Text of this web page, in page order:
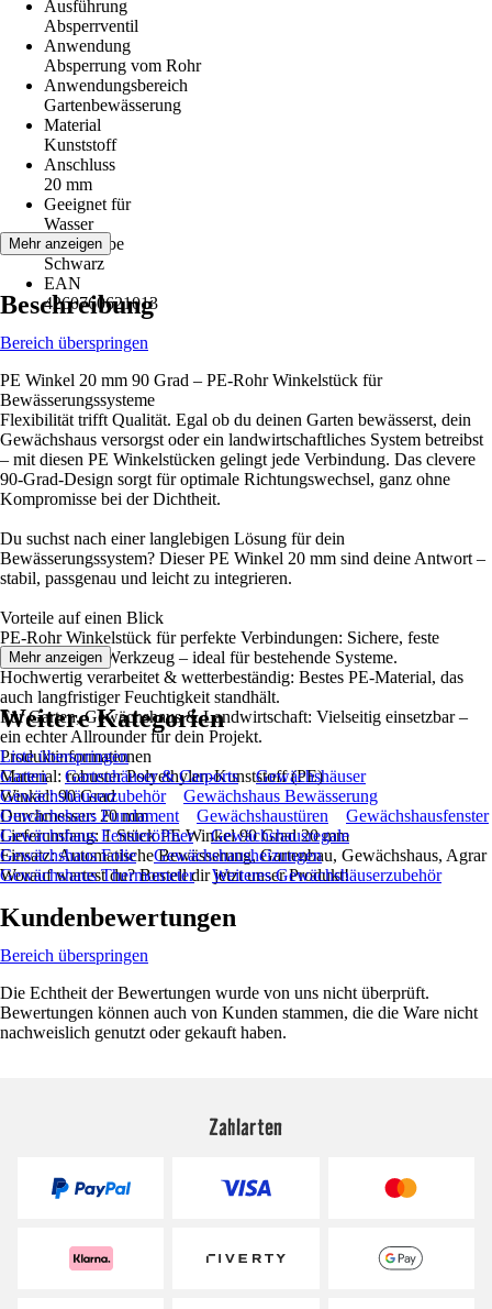
Ausführung
Absperrventil
Anwendung
Absperrung vom Rohr
Anwendungsbereich
Gartenbewässerung
Material
Kunststoff
Anschluss
20 mm
Geeignet für
Wasser
Grundfarbe
Schwarz
EAN
4260760621013
Mehr anzeigen
Beschreibung
Bereich überspringen
PE Winkel 20 mm 90 Grad – PE-Rohr Winkelstück für
Bewässerungssysteme
Flexibilität trifft Qualität. Egal ob du deinen Garten bewässerst, dein
Gewächshaus versorgst oder ein landwirtschaftliches System betreibst
– mit diesen PE Winkelstücken gelingt jede Verbindung. Das clevere
90-Grad-Design sorgt für optimale Richtungswechsel, ganz ohne
Kompromisse bei der Dichtheit.
Du suchst nach einer langlebigen Lösung für dein
Bewässerungssystem? Dieser PE Winkel 20 mm sind deine Antwort –
stabil, passgenau und leicht zu integrieren.
Vorteile auf einen Blick
PE-Rohr Winkelstück für perfekte Verbindungen: Sichere, feste
Montage ohne Werkzeug – ideal für bestehende Systeme.
Hochwertig verarbeitet & wetterbeständig: Bestes PE-Material, das
auch langfristiger Feuchtigkeit standhält.
Für Garten, Gewächshaus & Landwirtschaft: Vielseitig einsetzbar –
ein echter Allrounder für dein Projekt.
Produktinformationen
Material: robuster Polyethylen-Kunststoff (PE)
Winkel: 90 Grad
Durchmesser: 20 mm
Lieferumfang: 1 Stück PE Winkel 90 Grad 20 mm
Einsatz: Automatische Bewässerung, Gartenbau, Gewächshaus, Agrar
Worauf wartest du? Bestell dir jetzt unser Produkt!
Mehr anzeigen
Weitere Kategorien
Liste überspringen
Garten
Gartenhäuser & Carports
Gewächshäuser
Gewächshäuserzubehör
Gewächshaus Bewässerung
Gewächshaus Fundament
Gewächshaustüren
Gewächshausfenster
Gewächshaus Fensteröffner
Gewächshausregale
Gewächshaus Folie
Gewächshausheizungen
Gewächshaus Thermometer
Weiteres Gewächshäuserzubehör
Kundenbewertungen
Bereich überspringen
Die Echtheit der Bewertungen wurde von uns nicht überprüft.
Bewertungen können auch von Kunden stammen, die die Ware nicht
nachweislich genutzt oder gekauft haben.
Zahlarten